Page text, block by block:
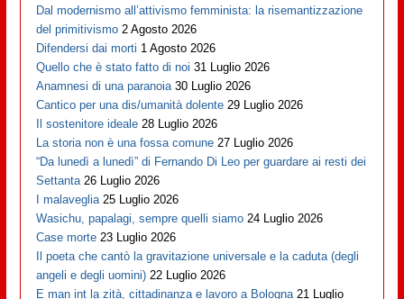
Dal modernismo all’attivismo femminista: la risemantizzazione
del primitivismo 2 Agosto 2026
Difendersi dai morti 1 Agosto 2026
Quello che è stato fatto di noi 31 Luglio 2026
Anamnesi di una paranoia 30 Luglio 2026
Cantico per una dis/umanità dolente 29 Luglio 2026
Il sostenitore ideale 28 Luglio 2026
La storia non è una fossa comune 27 Luglio 2026
“Da lunedì a lunedì” di Fernando Di Leo per guardare ai resti dei
Settanta 26 Luglio 2026
I malaveglia 25 Luglio 2026
Wasichu, papalagi, sempre quelli siamo 24 Luglio 2026
Case morte 23 Luglio 2026
Il poeta che cantò la gravitazione universale e la caduta (degli
angeli e degli uomini) 22 Luglio 2026
E man int la zità, cittadinanza e lavoro a Bologna 21 Luglio